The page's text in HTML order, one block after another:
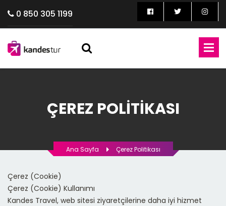
0 850 305 1199
ÇEREZ POLITIKASI
Ana Sayfa Çerez Politikası
Çerez (Cookie)
Çerez (Cookie) Kullanımı
Kandes Travel, web sitesi ziyaretçilerine daha iyi hizmet